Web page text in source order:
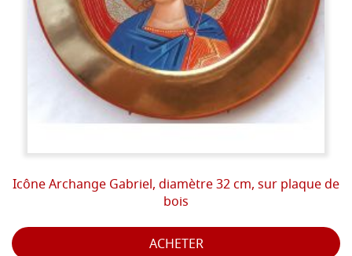
Icône Archange Gabriel, diamètre 32 cm, sur plaque de
bois
ACHETER